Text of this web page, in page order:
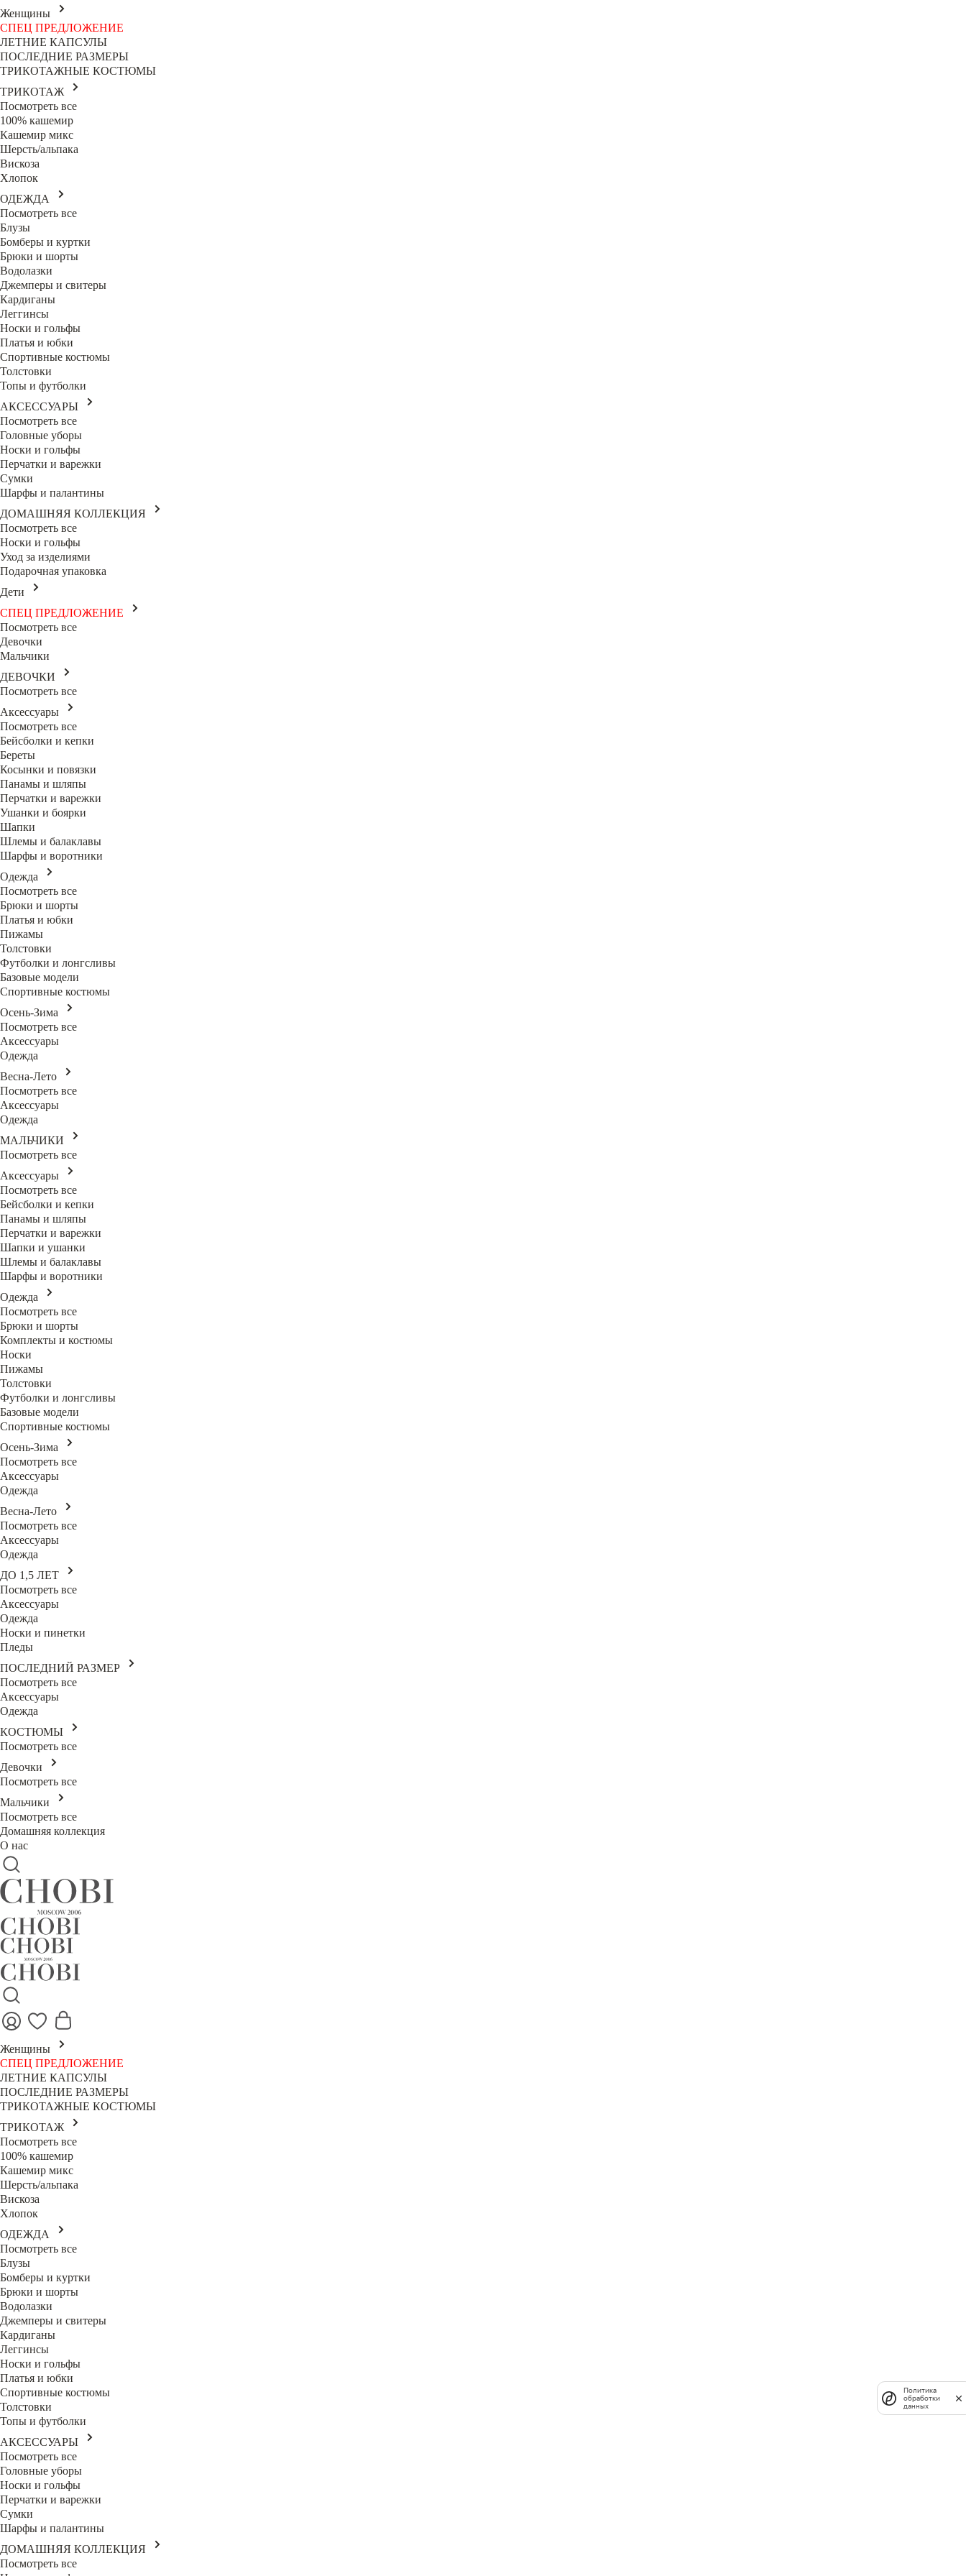
Женщины
СПЕЦ ПРЕДЛОЖЕНИЕ
ЛЕТНИЕ КАПСУЛЫ
ПОСЛЕДНИЕ РАЗМЕРЫ
ТРИКОТАЖНЫЕ КОСТЮМЫ
ТРИКОТАЖ
Посмотреть все
100% кашемир
Кашемир микс
Шерсть/альпака
Вискоза
Хлопок
ОДЕЖДА
Посмотреть все
Блузы
Бомберы и куртки
Брюки и шорты
Водолазки
Джемперы и свитеры
Кардиганы
Леггинсы
Носки и гольфы
Платья и юбки
Спортивные костюмы
Толстовки
Топы и футболки
АКСЕССУАРЫ
Посмотреть все
Головные уборы
Носки и гольфы
Перчатки и варежки
Сумки
Шарфы и палантины
ДОМАШНЯЯ КОЛЛЕКЦИЯ
Посмотреть все
Носки и гольфы
Уход за изделиями
Подарочная упаковка
Дети
СПЕЦ ПРЕДЛОЖЕНИЕ
Посмотреть все
Девочки
Мальчики
ДЕВОЧКИ
Посмотреть все
Аксессуары
Посмотреть все
Бейсболки и кепки
Береты
Косынки и повязки
Панамы и шляпы
Перчатки и варежки
Ушанки и боярки
Шапки
Шлемы и балаклавы
Шарфы и воротники
Одежда
Посмотреть все
Брюки и шорты
Платья и юбки
Пижамы
Толстовки
Футболки и лонгсливы
Базовые модели
Спортивные костюмы
Осень-Зима
Посмотреть все
Аксессуары
Одежда
Весна-Лето
Посмотреть все
Аксессуары
Одежда
МАЛЬЧИКИ
Посмотреть все
Аксессуары
Посмотреть все
Бейсболки и кепки
Панамы и шляпы
Перчатки и варежки
Шапки и ушанки
Шлемы и балаклавы
Шарфы и воротники
Одежда
Посмотреть все
Брюки и шорты
Комплекты и костюмы
Носки
Пижамы
Толстовки
Футболки и лонгсливы
Базовые модели
Спортивные костюмы
Осень-Зима
Посмотреть все
Аксессуары
Одежда
Весна-Лето
Посмотреть все
Аксессуары
Одежда
ДО 1,5 ЛЕТ
Посмотреть все
Аксессуары
Одежда
Носки и пинетки
Пледы
ПОСЛЕДНИЙ РАЗМЕР
Посмотреть все
Аксессуары
Одежда
КОСТЮМЫ
Посмотреть все
Девочки
Посмотреть все
Мальчики
Посмотреть все
Домашняя коллекция
О нас
Женщины
СПЕЦ ПРЕДЛОЖЕНИЕ
ЛЕТНИЕ КАПСУЛЫ
ПОСЛЕДНИЕ РАЗМЕРЫ
ТРИКОТАЖНЫЕ КОСТЮМЫ
ТРИКОТАЖ
Посмотреть все
100% кашемир
Кашемир микс
Шерсть/альпака
Вискоза
Хлопок
ОДЕЖДА
Посмотреть все
Блузы
Бомберы и куртки
Брюки и шорты
Водолазки
Джемперы и свитеры
Кардиганы
Леггинсы
Носки и гольфы
Платья и юбки
Спортивные костюмы
Толстовки
Топы и футболки
АКСЕССУАРЫ
Посмотреть все
Головные уборы
Носки и гольфы
Перчатки и варежки
Сумки
Шарфы и палантины
ДОМАШНЯЯ КОЛЛЕКЦИЯ
Посмотреть все
Политика
обработки
данных